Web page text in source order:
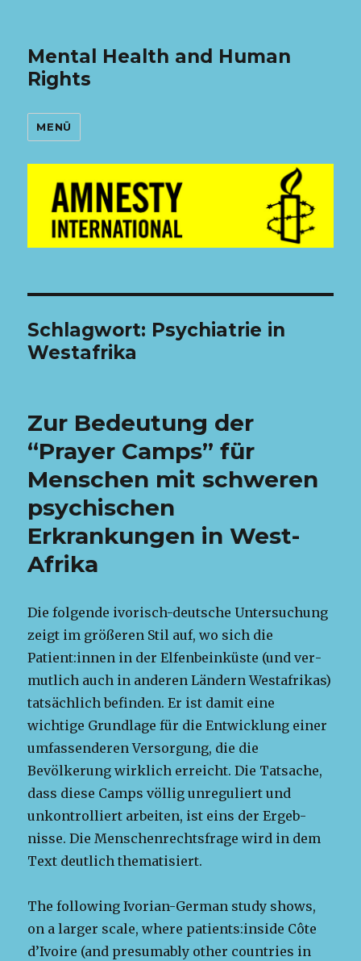
Mental Health and Human
Rights
MENÜ
Schlagwort: Psychiatrie in
Westafrika
Zur Bedeutung der
“Prayer Camps” für
Menschen mit schweren
psychischen
Erkrankungen in West-
Afrika
Die fol­gende ivorisch-deutsche Unter­suchung
zeigt im größeren Stil auf, wo sich die
Patient:innen in der Elfen­beinküste (und ver­
mut­lich auch in anderen Län­dern West­afrikas)
tat­säch­lich befind­en. Er ist damit eine
wichtige Grund­lage für die Entwick­lung ein­er
umfassenderen Ver­sorgung, die die
Bevölkerung wirk­lich erre­icht. Die Tat­sache,
dass diese Camps völ­lig unreg­uliert und
unkon­trol­liert arbeit­en, ist eins der Ergeb­
nisse. Die Men­schen­rechts­frage wird in dem
Text deut­lich thematisiert.
The fol­low­ing Ivo­rian-Ger­man study shows,
on a larg­er scale, where patients:inside Côte
d’Ivoire (and pre­sum­ably oth­er coun­tries in